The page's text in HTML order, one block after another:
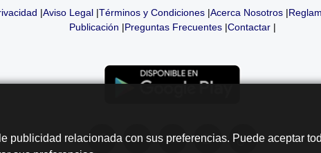
|Aviso Legal |Términos y Condiciones |Acerca Nosotros |
Publicación |Preguntas Frecuentes|Contactar|
publicidad relacionada con sus preferencias. Puede aceptar